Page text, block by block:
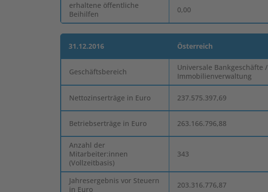
erhaltene öffentliche
Beihilfen
0,00
31.12.2016 Österreich
Geschäftsbereich
Universale Bankgeschäfte /
Immobilienverwaltung
Nettozinserträge in Euro 237.575.397,69
Betriebserträge in Euro 263.166.796,88
Anzahl der
Mitarbeiter:innen
(Vollzeitbasis)
343
Jahresergebnis vor Steuern
in Euro
203.316.776,87